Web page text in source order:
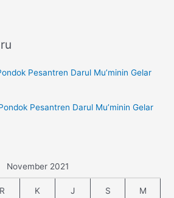
Pesantren Darul Mu’minin Gelar
Pesantren Darul Mu’minin Gelar
November 2021
R K J S M